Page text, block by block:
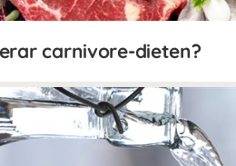
carnivore-dieten?